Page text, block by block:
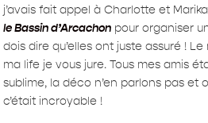
j’avais fait appel à Charlotte et
le Bassin d’Arcachon pour organiser
dois dire qu’elles ont juste assuré !
ma life je vous jure. Tous mes amis
sublime, la déco n’en parlons pas et
c’était incroyable !